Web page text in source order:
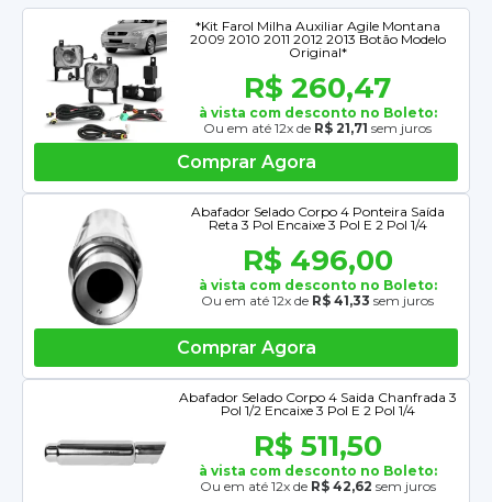
*Kit Farol Milha Auxiliar Agile Montana
2009 2010 2011 2012 2013 Botão Modelo
Original*
R$ 260,47
à vista com desconto no Boleto:
Ou em até 12x de R$ 21,71 sem juros
Comprar Agora
Abafador Selado Corpo 4 Ponteira Saída
Reta 3 Pol Encaixe 3 Pol E 2 Pol 1/4
R$ 496,00
à vista com desconto no Boleto:
Ou em até 12x de R$ 41,33 sem juros
Comprar Agora
Abafador Selado Corpo 4 Saida Chanfrada 3
Pol 1/2 Encaixe 3 Pol E 2 Pol 1/4
R$ 511,50
à vista com desconto no Boleto:
Ou em até 12x de R$ 42,62 sem juros